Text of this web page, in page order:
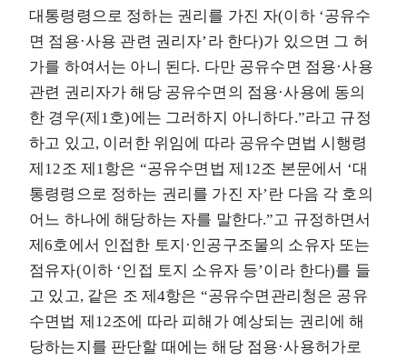
대통령령으로 정하는 권리를 가진 자(이하 ‘공유수
면 점용·사용 관련 권리자’라 한다)가 있으면 그 허
가를 하여서는 아니 된다. 다만 공유수면 점용·사용
관련 권리자가 해당 공유수면의 점용·사용에 동의
한 경우(제1호)에는 그러하지 아니하다.”라고 규정
하고 있고, 이러한 위임에 따라 공유수면법 시행령
제12조 제1항은 “공유수면법 제12조 본문에서 ‘대
통령령으로 정하는 권리를 가진 자’란 다음 각 호의
어느 하나에 해당하는 자를 말한다.”고 규정하면서
제6호에서 인접한 토지·인공구조물의 소유자 또는
점유자(이하 ‘인접 토지 소유자 등’이라 한다)를 들
고 있고, 같은 조 제4항은 “공유수면관리청은 공유
수면법 제12조에 따라 피해가 예상되는 권리에 해
당하는지를 판단할 때에는 해당 점용·사용허가로